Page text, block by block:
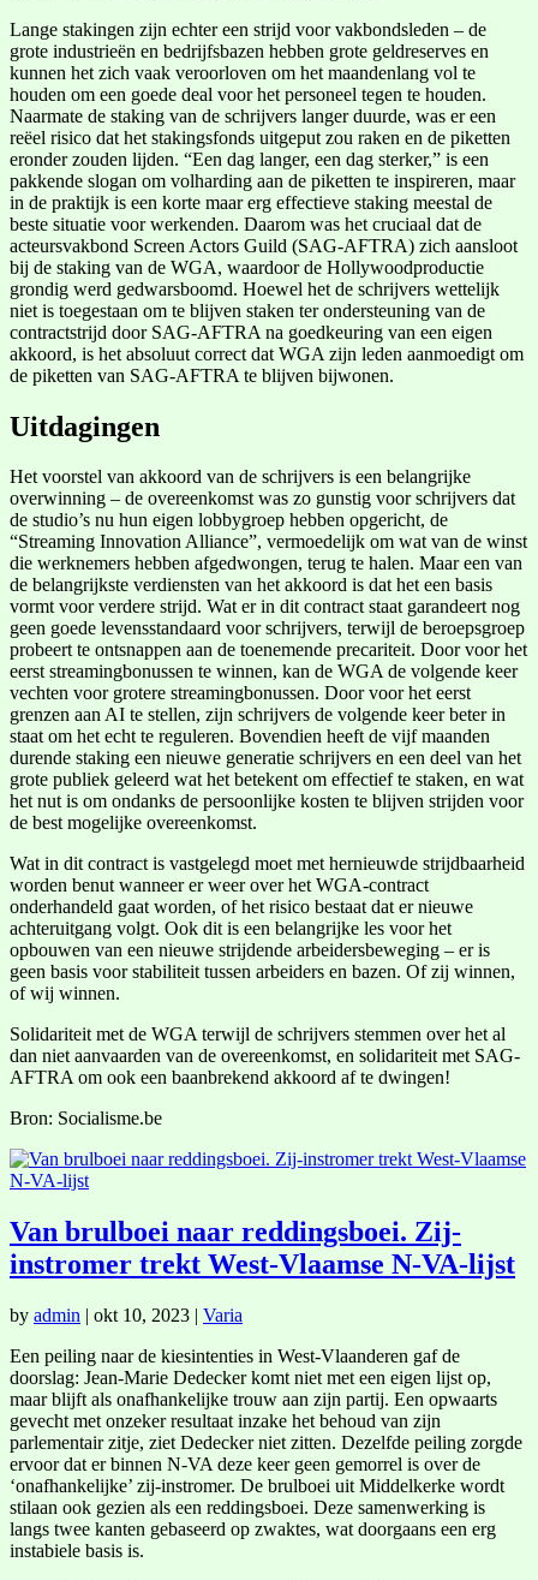
Lange stakingen zijn echter een strijd voor vakbondsleden – de
grote industrieën en bedrijfsbazen hebben grote geldreserves en
kunnen het zich vaak veroorloven om het maandenlang vol te
houden om een goede deal voor het personeel tegen te houden.
Naarmate de staking van de schrijvers langer duurde, was er een
reëel risico dat het stakingsfonds uitgeput zou raken en de piketten
eronder zouden lijden. “Een dag langer, een dag sterker,” is een
pakkende slogan om volharding aan de piketten te inspireren, maar
in de praktijk is een korte maar erg effectieve staking meestal de
beste situatie voor werkenden. Daarom was het cruciaal dat de
acteursvakbond Screen Actors Guild (SAG-AFTRA) zich aansloot
bij de staking van de WGA, waardoor de Hollywoodproductie
grondig werd gedwarsboomd. Hoewel het de schrijvers wettelijk
niet is toegestaan om te blijven staken ter ondersteuning van de
contractstrijd door SAG-AFTRA na goedkeuring van een eigen
akkoord, is het absoluut correct dat WGA zijn leden aanmoedigt om
de piketten van SAG-AFTRA te blijven bijwonen.
Uitdagingen
Het voorstel van akkoord van de schrijvers is een belangrijke
overwinning – de overeenkomst was zo gunstig voor schrijvers dat
de studio’s nu hun eigen lobbygroep hebben opgericht, de
“Streaming Innovation Alliance”, vermoedelijk om wat van de winst
die werknemers hebben afgedwongen, terug te halen. Maar een van
de belangrijkste verdiensten van het akkoord is dat het een basis
vormt voor verdere strijd. Wat er in dit contract staat garandeert nog
geen goede levensstandaard voor schrijvers, terwijl de beroepsgroep
probeert te ontsnappen aan de toenemende precariteit. Door voor het
eerst streamingbonussen te winnen, kan de WGA de volgende keer
vechten voor grotere streamingbonussen. Door voor het eerst
grenzen aan AI te stellen, zijn schrijvers de volgende keer beter in
staat om het echt te reguleren. Bovendien heeft de vijf maanden
durende staking een nieuwe generatie schrijvers en een deel van het
grote publiek geleerd wat het betekent om effectief te staken, en wat
het nut is om ondanks de persoonlijke kosten te blijven strijden voor
de best mogelijke overeenkomst.
Wat in dit contract is vastgelegd moet met hernieuwde strijdbaarheid
worden benut wanneer er weer over het WGA-contract
onderhandeld gaat worden, of het risico bestaat dat er nieuwe
achteruitgang volgt. Ook dit is een belangrijke les voor het
opbouwen van een nieuwe strijdende arbeidersbeweging – er is
geen basis voor stabiliteit tussen arbeiders en bazen. Of zij winnen,
of wij winnen.
Solidariteit met de WGA terwijl de schrijvers stemmen over het al
dan niet aanvaarden van de overeenkomst, en solidariteit met SAG-
AFTRA om ook een baanbrekend akkoord af te dwingen!
Bron: Socialisme.be
Van brulboei naar reddingsboei. Zij-
instromer trekt West-Vlaamse N-VA-lijst
by admin | okt 10, 2023 | Varia
Een peiling naar de kiesintenties in West-Vlaanderen gaf de
doorslag: Jean-Marie Dedecker komt niet met een eigen lijst op,
maar blijft als onafhankelijke trouw aan zijn partij. Een opwaarts
gevecht met onzeker resultaat inzake het behoud van zijn
parlementair zitje, ziet Dedecker niet zitten. Dezelfde peiling zorgde
ervoor dat er binnen N-VA deze keer geen gemorrel is over de
‘onafhankelijke’ zij-instromer. De brulboei uit Middelkerke wordt
stilaan ook gezien als een reddingsboei. Deze samenwerking is
langs twee kanten gebaseerd op zwaktes, wat doorgaans een erg
instabiele basis is.